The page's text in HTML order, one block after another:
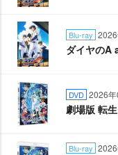
Blu-ray
ダイヤのA
DVD 2026
劇場版 転
Blu-ray